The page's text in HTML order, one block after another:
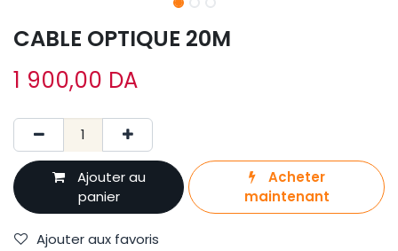
CABLE OPTIQUE 20M
1 900,00 DA
Ajouter au
panier
Acheter
maintenant
Ajouter aux favoris